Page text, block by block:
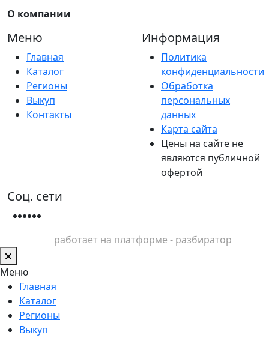
О компании
Меню
Главная
Каталог
Регионы
Выкуп
Контакты
Информация
Политика
конфиденциальности
Обработка
персональных
данных
Карта сайта
Цены на сайте не
являются публичной
офертой
Соц. сети
работает на платформе - разбиратор
Меню
Главная
Каталог
Регионы
Выкуп